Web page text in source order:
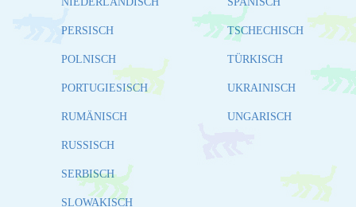
PERSISCH
POLNISCH
PORTUGIESISCH
RUMÄNISCH
RUSSISCH
SERBISCH
SLOWAKISCH
TSCHECHISCH
TÜRKISCH
UKRAINISCH
UNGARISCH